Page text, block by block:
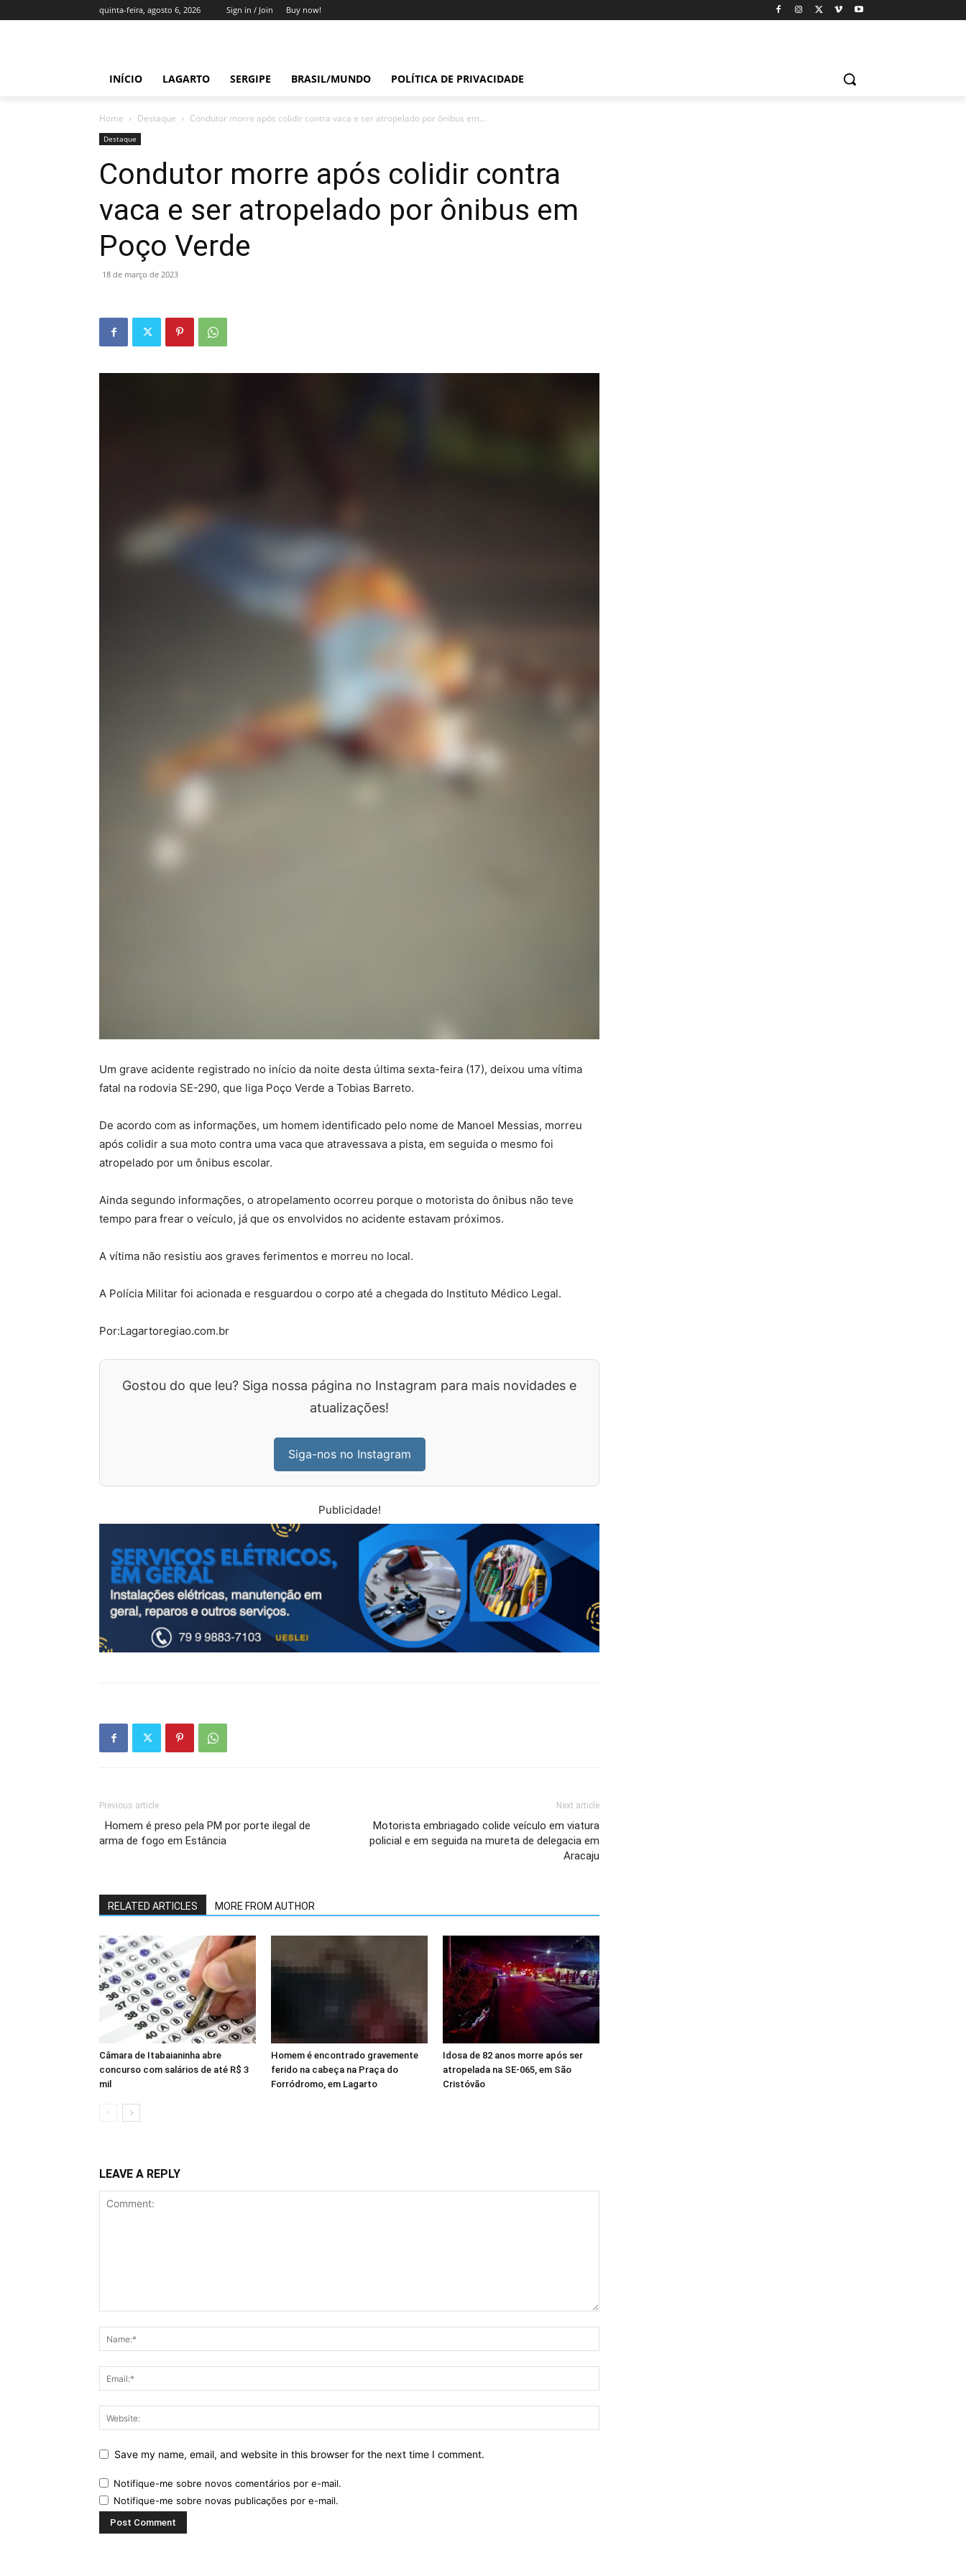
quinta-feira, agosto 6, 2026 Sign in / Join Buy now!
INÍCIO LAGARTO SERGIPE BRASIL/MUNDO POLÍTICA DE PRIVACIDADE
Home Destaque Condutor morre após colidir contra vaca e ser atropelado por ônibus em...
Destaque
Condutor morre após colidir contra
vaca e ser atropelado por ônibus em
Poço Verde
18 de março de 2023
Um grave acidente registrado no início da noite desta última sexta-feira (17), deixou uma vítima
fatal na rodovia SE-290, que liga Poço Verde a Tobias Barreto.
De acordo com as informações, um homem identificado pelo nome de Manoel Messias, morreu
após colidir a sua moto contra uma vaca que atravessava a pista, em seguida o mesmo foi
atropelado por um ônibus escolar.
Ainda segundo informações, o atropelamento ocorreu porque o motorista do ônibus não teve
tempo para frear o veículo, já que os envolvidos no acidente estavam próximos.
A vítima não resistiu aos graves ferimentos e morreu no local.
A Polícia Militar foi acionada e resguardou o corpo até a chegada do Instituto Médico Legal.
Por:Lagartoregiao.com.br
Gostou do que leu? Siga nossa página no Instagram para mais novidades e
atualizações!
Siga-nos no Instagram
Publicidade!
Previous article
Homem é preso pela PM por porte ilegal de
arma de fogo em Estância
Next article
Motorista embriagado colide veículo em viatura
policial e em seguida na mureta de delegacia em
Aracaju
RELATED ARTICLES MORE FROM AUTHOR
Câmara de Itabaianinha abre
concurso com salários de até R$ 3
mil
Homem é encontrado gravemente
ferido na cabeça na Praça do
Forródromo, em Lagarto
Idosa de 82 anos morre após ser
atropelada na SE-065, em São
Cristóvão
LEAVE A REPLY
Save my name, email, and website in this browser for the next time I comment.
Notifique-me sobre novos comentários por e-mail.
Notifique-me sobre novas publicações por e-mail.